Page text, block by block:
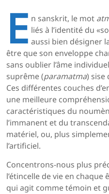
E n sanskrit, le mot
liés à l’identité du
aussi bien désigner
être que son enveloppe
sans oublier l’âme
suprême (paramatma) sise
Ces différentes couches
une meilleure
caractéristiques du
l’immanent et du
matériel, ou, plus
l’artificiel.
Concentrons-nous plus
l’étincelle de vie en chaque
qui agit comme témoin et